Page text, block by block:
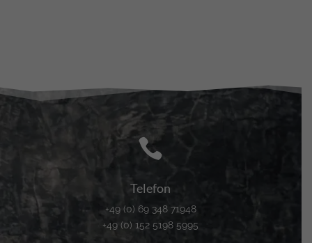

Telefon
+49 (0) 69 348 71948
+49 (0) 152 5198 5995